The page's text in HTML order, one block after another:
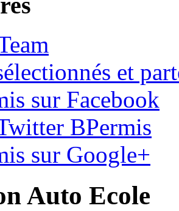
et
sur Facebook
BPermis
sur Google+
Auto Ecole